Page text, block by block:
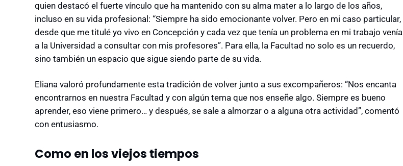
quien destacó el fuerte vínculo que ha mantenido con su alma mater a lo largo de los años,
incluso en su vida profesional: “Siempre ha sido emocionante volver. Pero en mi caso particular,
desde que me titulé yo vivo en Concepción y cada vez que tenía un problema en mi trabajo venía
a la Universidad a consultar con mis profesores”. Para ella, la Facultad no solo es un recuerdo,
sino también un espacio que sigue siendo parte de su vida.
Eliana valoró profundamente esta tradición de volver junto a sus excompañeros: “Nos encanta
encontrarnos en nuestra Facultad y con algún tema que nos enseñe algo. Siempre es bueno
aprender, eso viene primero… y después, se sale a almorzar o a alguna otra actividad”, comentó
con entusiasmo.
Como en los viejos tiempos